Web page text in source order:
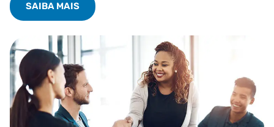
SAIBA MAIS